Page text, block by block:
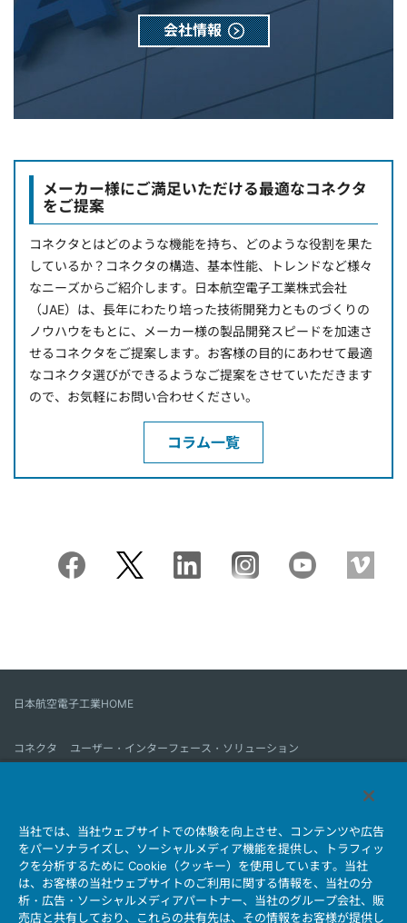
会社情報
メーカー様にご満足いただける最適なコネクタ
をご提案
コネクタとはどのような機能を持ち、どのような役割を果た
しているか？コネクタの構造、基本性能、トレンドなど様々
なニーズからご紹介します。日本航空電子工業株式会社
（JAE）は、長年にわたり培った技術開発力とものづくりの
ノウハウをもとに、メーカー様の製品開発スピードを加速さ
せるコネクタをご提案します。お客様の目的にあわせて最適
なコネクタ選びができるようなご提案をさせていただきます
ので、お気軽にお問い合わせください。
コラム一覧
日本航空電子工業HOME
コネクタ
ユーザー・インターフェース・ソリューション
会社情報 サステナビリティ IR情報 採用情報
会社情報新着一覧
製品情報新着一覧
サイトマップ お問い合わせ
当社では、当社ウェブサイトでの体験を向上させ、コンテンツや広告
をパーソナライズし、ソーシャルメディア機能を提供し、トラフィッ
クを分析するために Cookie（クッキー）を使用しています。当社
は、お客様の当社ウェブサイトのご利用に関する情報を、当社の分
析・広告・ソーシャルメディアパートナー、当社のグループ会社、販
売店と共有しており、これらの共有先は、その情報をお客様が提供し